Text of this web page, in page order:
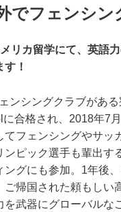
でフェンシン
リカ留学にて、英語
す！
ンシングクラブがあ
に合格され、2018年7
てフェンシングやサッ
ンピック選手も輩出す
ングにも参加。1年後
ご帰国された頼もしい
を武器にグローバルな